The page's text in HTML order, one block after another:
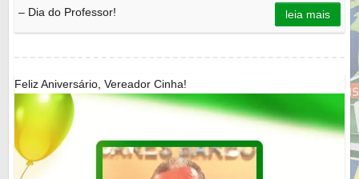
– Dia do Professor!
leia mais
Feliz Aniversário, Vereador Cinha!